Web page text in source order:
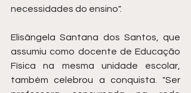
necessidades do ensino".
Elisângela Santana dos Santos, que
assumiu como docente de Educação
Física na mesma unidade escolar,
também celebrou a conquista. "Ser